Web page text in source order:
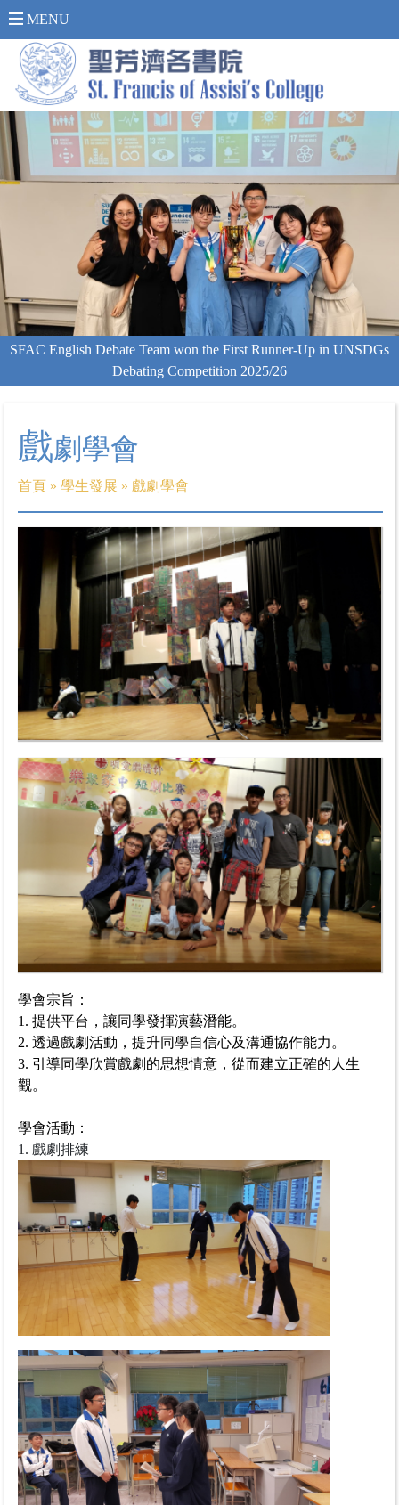
MENU
SFAC English Debate Team won the First Runner-Up in UNSDGs
Debating Competition 2025/26
戲劇學會
首頁 » 學生發展 » 戲劇學會
學會宗旨：
1. 提供平台，讓同學發揮演藝潛能。
2. 透過戲劇活動，提升同學自信心及溝通協作能力。
3. 引導同學欣賞戲劇的思想情意，從而建立正確的人生
觀。
學會活動：
1. 戲劇排練